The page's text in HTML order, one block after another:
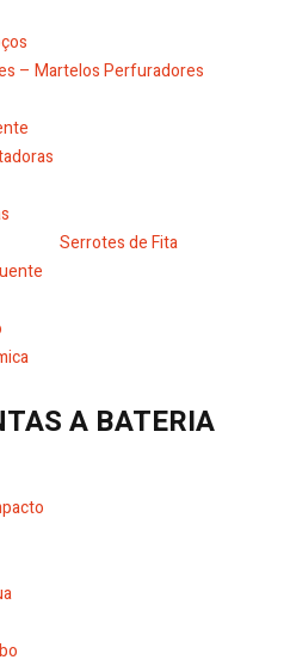
– Martelos Perfuradores
Serrotes de Fita
A BATERIA